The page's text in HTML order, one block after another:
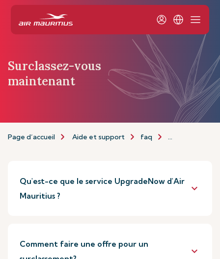
Surclassez-vous
maintenant
Page d’accueil Aide et support faq Surclassement
Qu'est-ce que le service UpgradeNow d'Air
Mauritius ?
keyboard_arrow_down
Comment faire une offre pour un
keyboard_arrow_down